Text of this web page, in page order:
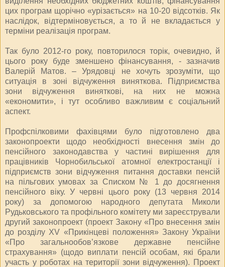
цих програм щорічно «урізається» на 10-20 відсотків. Як
наслідок, відтерміновується, а то й не вкладається у
терміни реалізація програм.
Так було 2012-го року, повторилося торік, очевидно, й
цього року буде зменшено фінансування, - зазначив
Валерій Матов. – Урядовці не хочуть зрозуміти, що
ситуація в зоні відчуження виняткова. Підприємства
зони відчуження виняткові, на них не можна
«економити», і тут особливо важливим є соціальний
аспект.
Профспілковими фахівцями було підготовлено два
законопроекти щодо необхідності внесення змін до
пенсійного законодавства у частині вирішення для
працівників Чорнобильської атомної електростанції і
підприємств зони відчуження питання доставки пенсій
на пільгових умовах за Списком № 1 до досягнення
пенсійного віку. У червні цього року (13 червня 2014
року) за допомогою народного депутата Миколи
Рудьковського та профільного комітету ми зареєстрували
другий законопроект (проект Закону «Про внесення змін
до розділу ХV «Прикінцеві положення» Закону України
«Про загальнообов’язкове державне пенсійне
страхування» (щодо виплати пенсій особам, які брали
участь у роботах на території зони відчуження). Проект